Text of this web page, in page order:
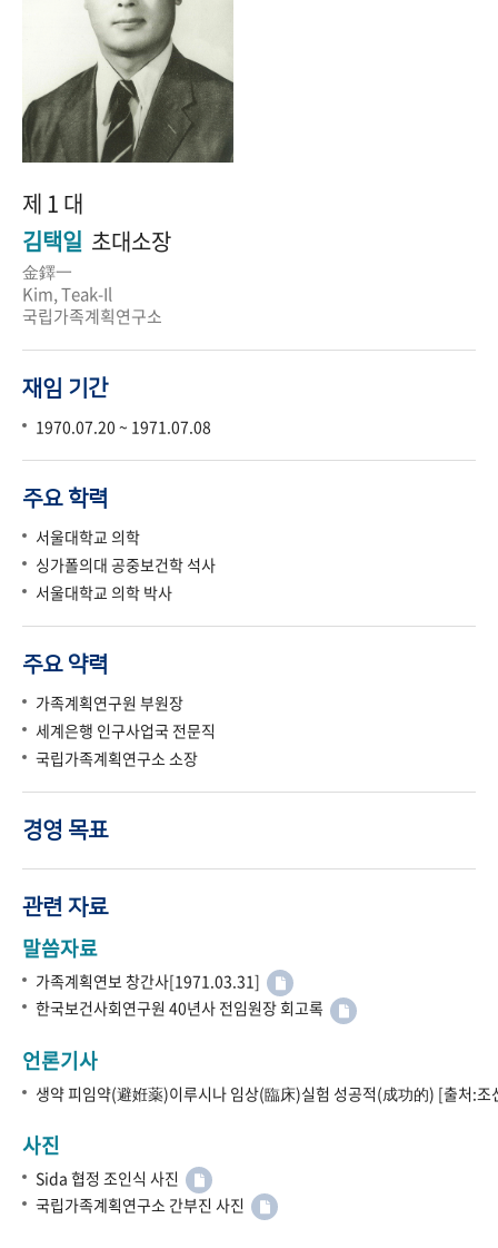
제 1 대
김택일 초대소장
金鐸一
Kim, Teak-Il
국립가족계획연구소
재임 기간
1970.07.20 ~ 1971.07.08
주요 학력
서울대학교 의학
싱가폴의대 공중보건학 석사
서울대학교 의학 박사
주요 약력
가족계획연구원 부원장
세계은행 인구사업국 전문직
국립가족계획연구소 소장
경영 목표
관련 자료
말씀자료
가족계획연보 창간사[1971.03.31]
한국보건사회연구원 40년사 전임원장 회고록
언론기사
생약 피임약(避姙薬)이루시나 임상(臨床)실험 성공적(成功的) [출처:
사진
Sida 협정 조인식 사진
국립가족계획연구소 간부진 사진